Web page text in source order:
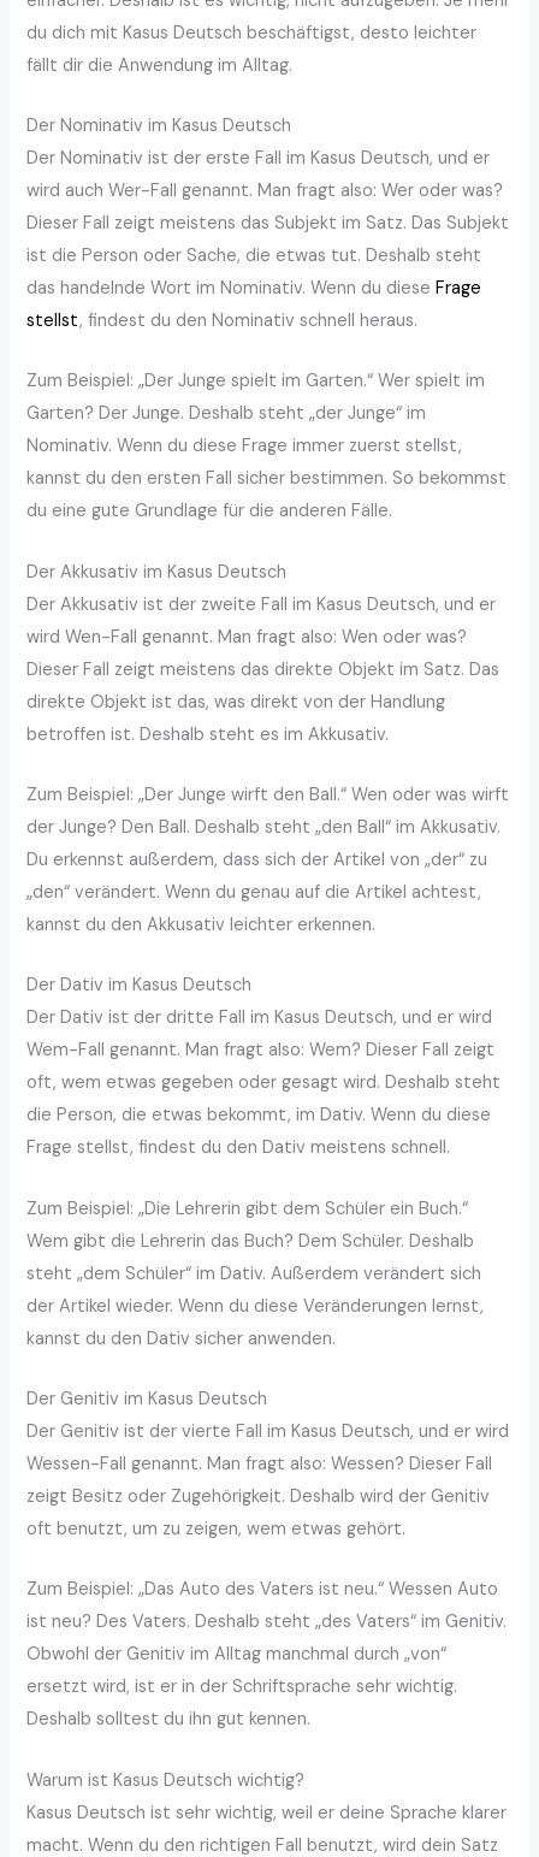
du dich mit Kasus Deutsch beschäftigst, desto leichter
fällt dir die Anwendung im Alltag.
Der Nominativ im Kasus Deutsch
Der Nominativ ist der erste Fall im Kasus Deutsch, und er
wird auch Wer-Fall genannt. Man fragt also: Wer oder was?
Dieser Fall zeigt meistens das Subjekt im Satz. Das Subjekt
ist die Person oder Sache, die etwas tut. Deshalb steht
das handelnde Wort im Nominativ. Wenn du dieseFrage
stellst, findest du den Nominativ schnell heraus.
Zum Beispiel: „Der Junge spielt im Garten.“ Wer spielt im
Garten? Der Junge. Deshalb steht „der Junge“ im
Nominativ. Wenn du diese Frage immer zuerst stellst,
kannst du den ersten Fall sicher bestimmen. So bekommst
du eine gute Grundlage für die anderen Fälle.
Der Akkusativ im Kasus Deutsch
Der Akkusativ ist der zweite Fall im Kasus Deutsch, und er
wird Wen-Fall genannt. Man fragt also: Wen oder was?
Dieser Fall zeigt meistens das direkte Objekt im Satz. Das
direkte Objekt ist das, was direkt von der Handlung
betroffen ist. Deshalb steht es im Akkusativ.
Zum Beispiel: „Der Junge wirft den Ball.“ Wen oder was wirft
der Junge? Den Ball. Deshalb steht „den Ball“ im Akkusativ.
Du erkennst außerdem, dass sich der Artikel von „der“ zu
„den“ verändert. Wenn du genau auf die Artikel achtest,
kannst du den Akkusativ leichter erkennen.
Der Dativ im Kasus Deutsch
Der Dativ ist der dritte Fall im Kasus Deutsch, und er wird
Wem-Fall genannt. Man fragt also: Wem? Dieser Fall zeigt
oft, wem etwas gegeben oder gesagt wird. Deshalb steht
die Person, die etwas bekommt, im Dativ. Wenn du diese
Frage stellst, findest du den Dativ meistens schnell.
Zum Beispiel: „Die Lehrerin gibt dem Schüler ein Buch.“
Wem gibt die Lehrerin das Buch? Dem Schüler. Deshalb
steht „dem Schüler“ im Dativ. Außerdem verändert sich
der Artikel wieder. Wenn du diese Veränderungen lernst,
kannst du den Dativ sicher anwenden.
Der Genitiv im Kasus Deutsch
Der Genitiv ist der vierte Fall im Kasus Deutsch, und er wird
Wessen-Fall genannt. Man fragt also: Wessen? Dieser Fall
zeigt Besitz oder Zugehörigkeit. Deshalb wird der Genitiv
oft benutzt, um zu zeigen, wem etwas gehört.
Zum Beispiel: „Das Auto des Vaters ist neu.“ Wessen Auto
ist neu? Des Vaters. Deshalb steht „des Vaters“ im Genitiv.
Obwohl der Genitiv im Alltag manchmal durch „von“
ersetzt wird, ist er in der Schriftsprache sehr wichtig.
Deshalb solltest du ihn gut kennen.
Warum ist Kasus Deutsch wichtig?
Kasus Deutsch ist sehr wichtig, weil er deine Sprache klarer
macht. Wenn du den richtigen Fall benutzt, wird dein Satz